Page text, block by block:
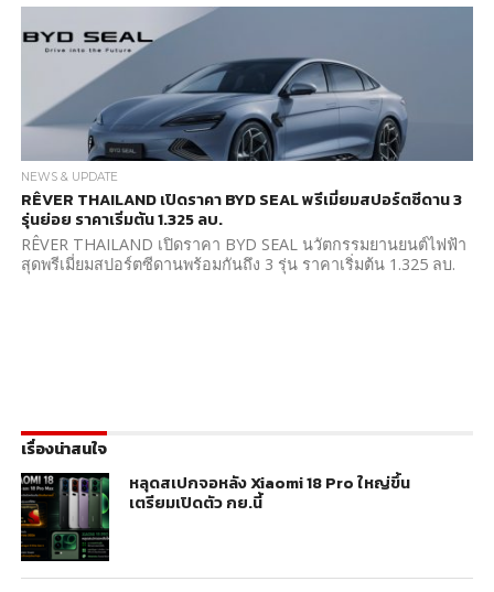
NEWS & UPDATE
RÊVER THAILAND เปิดราคา BYD SEAL พรีเมี่ยมสปอร์ตซีดาน 3
รุ่นย่อย ราคาเริ่มต้น 1.325 ลบ.
RÊVER THAILAND เปิดราคา BYD SEAL นวัตกรรมยานยนต์ไฟฟ้า
สุดพรีเมี่ยมสปอร์ตซีดานพร้อมกันถึง 3 รุ่น ราคาเริ่มต้น 1.325 ลบ.
เรื่องน่าสนใจ
หลุดสเปกจอหลัง Xiaomi 18 Pro ใหญ่ขึ้น
เตรียมเปิดตัว กย.นี้